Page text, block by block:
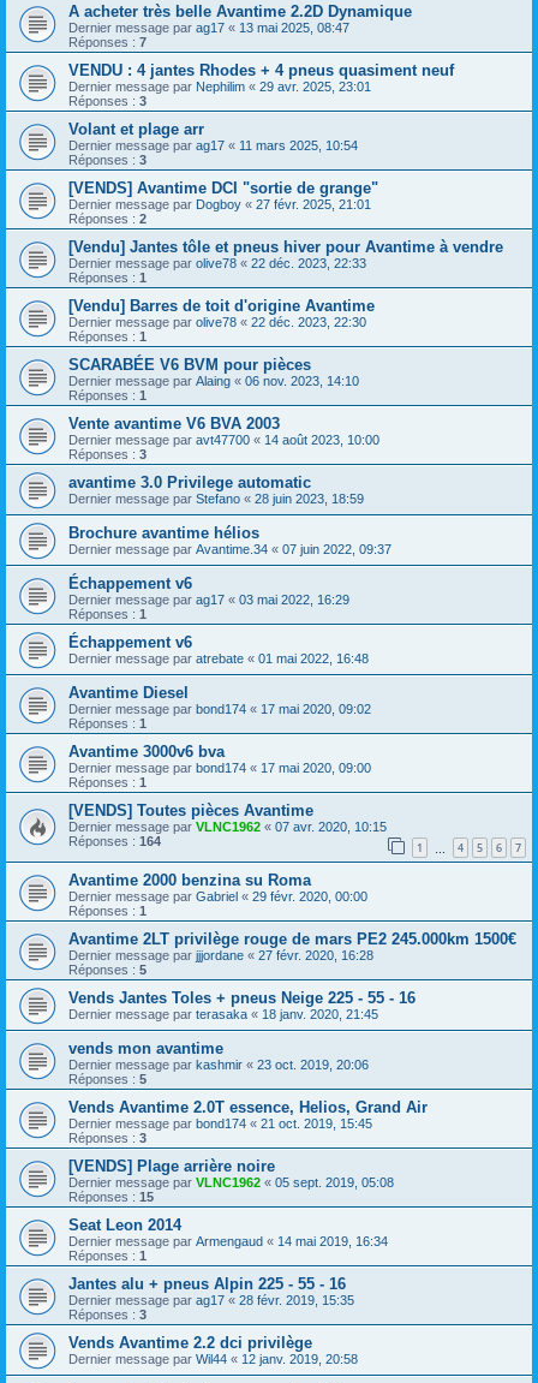
A acheter très belle Avantime 2.2D Dynamique
Dernier message par ag17 « 13 mai 2025, 08:47
Réponses : 7
VENDU : 4 jantes Rhodes + 4 pneus quasiment neuf
Dernier message par Nephilim « 29 avr. 2025, 23:01
Réponses : 3
Volant et plage arr
Dernier message par ag17 « 11 mars 2025, 10:54
Réponses : 3
[VENDS] Avantime DCI "sortie de grange"
Dernier message par Dogboy « 27 févr. 2025, 21:01
Réponses : 2
[Vendu] Jantes tôle et pneus hiver pour Avantime à vendre
Dernier message par olive78 « 22 déc. 2023, 22:33
Réponses : 1
[Vendu] Barres de toit d'origine Avantime
Dernier message par olive78 « 22 déc. 2023, 22:30
Réponses : 1
SCARABÉE V6 BVM pour pièces
Dernier message par Alaing « 06 nov. 2023, 14:10
Réponses : 1
Vente avantime V6 BVA 2003
Dernier message par avt47700 « 14 août 2023, 10:00
Réponses : 3
avantime 3.0 Privilege automatic
Dernier message par Stefano « 28 juin 2023, 18:59
Brochure avantime hélios
Dernier message par Avantime.34 « 07 juin 2022, 09:37
Échappement v6
Dernier message par ag17 « 03 mai 2022, 16:29
Réponses : 1
Échappement v6
Dernier message par atrebate « 01 mai 2022, 16:48
Avantime Diesel
Dernier message par bond174 « 17 mai 2020, 09:02
Réponses : 1
Avantime 3000v6 bva
Dernier message par bond174 « 17 mai 2020, 09:00
Réponses : 1
[VENDS] Toutes pièces Avantime
Dernier message par VLNC1962 « 07 avr. 2020, 10:15
Réponses : 164 1 4 5 6 7
Avantime 2000 benzina su Roma
Dernier message par Gabriel « 29 févr. 2020, 00:00
Réponses : 1
Avantime 2LT privilège rouge de mars PE2 245.000km 1500€
Dernier message par jjjordane « 27 févr. 2020, 16:28
Réponses : 5
Vends Jantes Toles + pneus Neige 225 - 55 - 16
Dernier message par terasaka « 18 janv. 2020, 21:45
vends mon avantime
Dernier message par kashmir « 23 oct. 2019, 20:06
Réponses : 5
Vends Avantime 2.0T essence, Helios, Grand Air
Dernier message par bond174 « 21 oct. 2019, 15:45
Réponses : 3
[VENDS] Plage arrière noire
Dernier message par VLNC1962 « 05 sept. 2019, 05:08
Réponses : 15
Seat Leon 2014
Dernier message par Armengaud « 14 mai 2019, 16:34
Réponses : 1
Jantes alu + pneus Alpin 225 - 55 - 16
Dernier message par ag17 « 28 févr. 2019, 15:35
Réponses : 3
Vends Avantime 2.2 dci privilège
Dernier message par Wil44 « 12 janv. 2019, 20:58